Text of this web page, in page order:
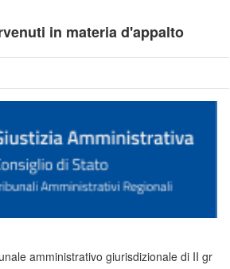
in materia d'appalto
amministrativo giurisdizionale di II gr